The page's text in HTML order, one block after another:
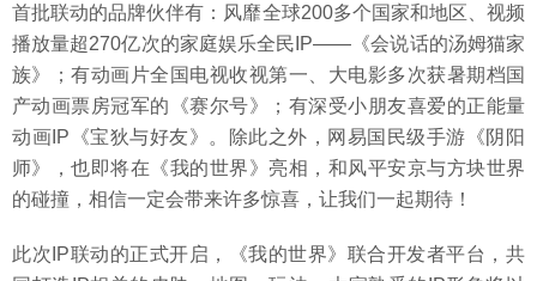
首批联动的品牌伙伴有：风靡全球200多个国家和地区、视频
播放量超270亿次的家庭娱乐全民IP——《会说话的汤姆猫家
族》；有动画片全国电视收视第一、大电影多次获暑期档国
产动画票房冠军的《赛尔号》；有深受小朋友喜爱的正能量
动画IP《宝狄与好友》。除此之外，网易国民级手游《阴阳
师》，也即将在《我的世界》亮相，和风平安京与方块世界
的碰撞，相信一定会带来许多惊喜，让我们一起期待！
此次IP联动的正式开启，《我的世界》联合开发者平台，共